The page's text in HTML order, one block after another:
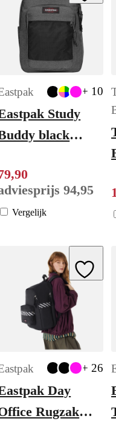
+ 10
Study
black
,90
94,95
Vergelijk
Add to
+ 26
Day
Rugzak